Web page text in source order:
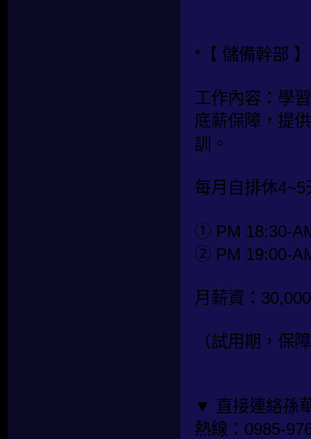
*【 儲備幹部
工作內容：學
底薪保障，提
訓。
每月自排休4~5
① PM 18:30-
② PM 19:00-
月薪資：
（試用期，保
▼ 直接連絡孫
熱線：0985-